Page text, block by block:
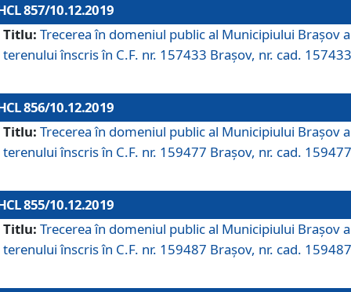
857/10.12.2019
Titlu: Trecerea în domeniul public al Municipiului Braşov a
terenului înscris în C.F. nr. 157433 Brașov, nr. cad.
856/10.12.2019
Titlu: Trecerea în domeniul public al Municipiului Braşov a
terenului înscris în C.F. nr. 159477 Brașov, nr. cad.
855/10.12.2019
Titlu: Trecerea în domeniul public al Municipiului Braşov a
terenului înscris în C.F. nr. 159487 Brașov, nr. cad.